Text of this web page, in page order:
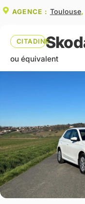
AGENCE : Toulouse,
CITADINE
ou équivalent